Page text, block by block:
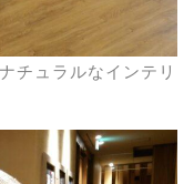
チュラルなインテリ